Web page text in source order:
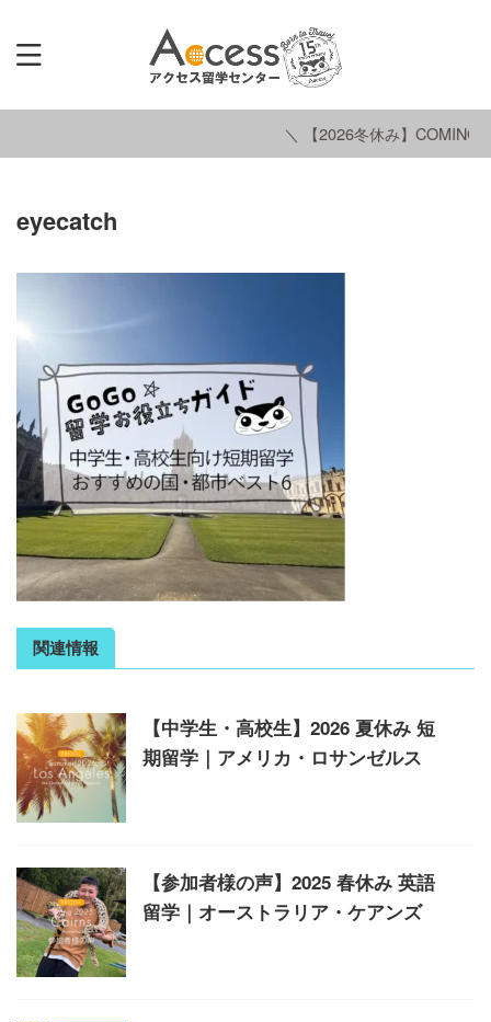
＼ 【2026冬休み】COMING
eyecatch
関連情報
【中学生・高校生】2026 夏休み 短
期留学｜アメリカ・ロサンゼルス
【参加者様の声】2025 春休み 英語
留学｜オーストラリア・ケアンズ